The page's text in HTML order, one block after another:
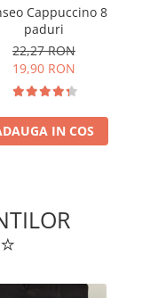
Cappuccino 8
paduri
22,27 RON
19,90 RON
IN COS